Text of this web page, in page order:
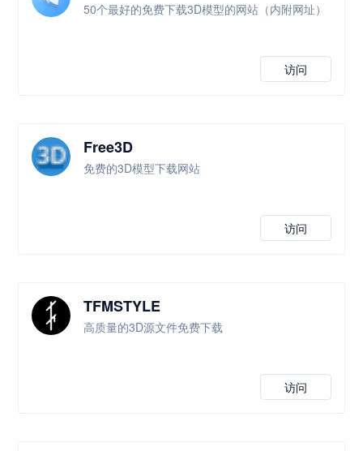
50个最好的免费下载3D模型的网站（内附网址）
访问
Free3D
免费的3D模型下载网站
访问
TFMSTYLE
高质量的3D源文件免费下载
访问